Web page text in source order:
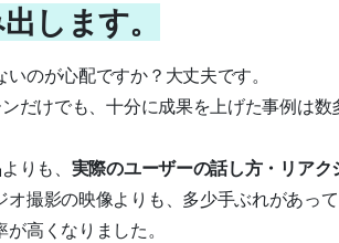
します。
のが心配ですか？大丈夫です。
ンだけでも、十分に成果を上げた事例は数
りも、 実際のユーザーの話し方・リアク
オ撮影の映像よりも、多少手ぶれがあっ
高くなりました。